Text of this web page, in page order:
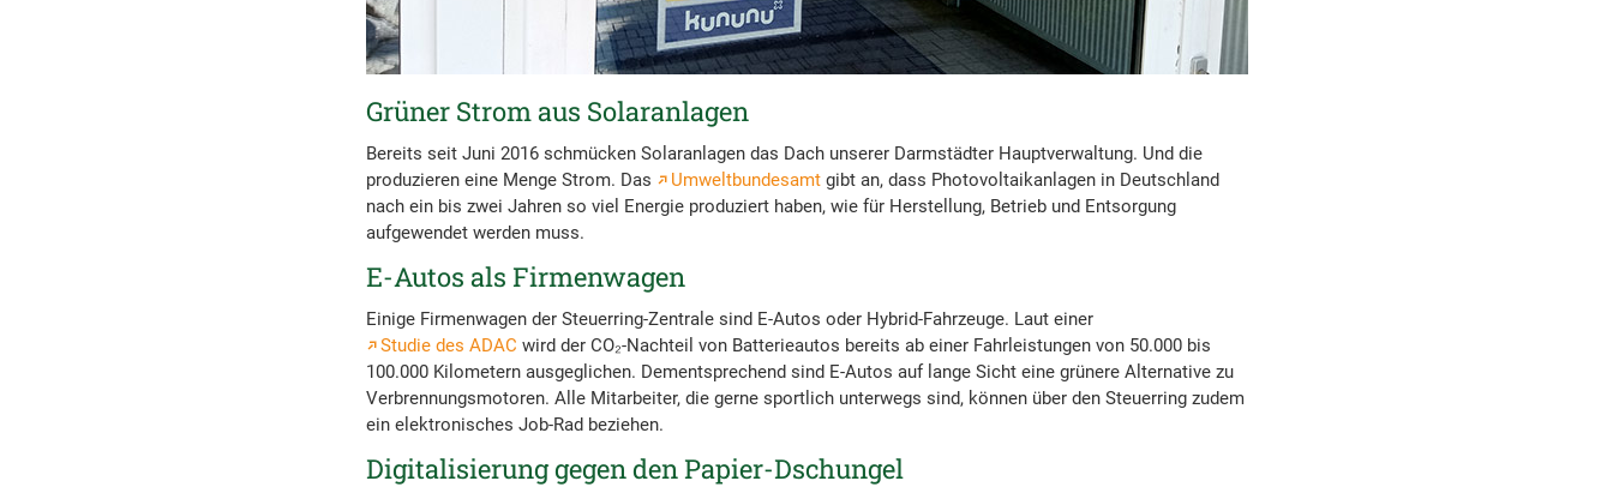
Grüner Strom aus Solaranlagen
Bereits seit Juni 2016 schmücken Solaranlagen das Dach unserer Darmstädter Hauptverwaltung. Und die
produzieren eine Menge Strom. Das
Umweltbundesamtgibt an, dass Photovoltaikanlagen in Deutschland
nach ein bis zwei Jahren so viel Energie produziert haben, wie für Herstellung, Betrieb und Entsorgung
aufgewendet werden muss.
E-Autos als Firmenwagen
Einige Firmenwagen der Steuerring-Zentrale sind E-Autos oder Hybrid-Fahrzeuge. Laut einer
Studie des ADAC wird der CO₂-Nachteil von Batterieautos bereits ab einer Fahrleistungen von 50.000 bis
100.000 Kilometern ausgeglichen. Dementsprechend sind E-Autos auf lange Sicht eine grünere Alternative zu
Verbrennungsmotoren. Alle Mitarbeiter, die gerne sportlich unterwegs sind, können über den Steuerring zudem
ein elektronisches Job-Rad beziehen.
Digitalisierung gegen den Papier-Dschungel